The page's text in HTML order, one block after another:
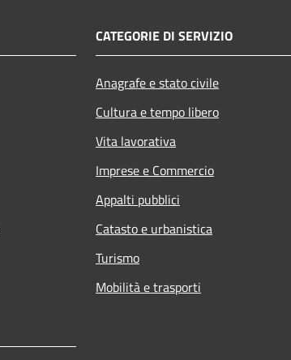
CATEGORIE DI SERVIZIO
Anagrafe e stato civile
Cultura e tempo libero
Vita lavorativa
Imprese e Commercio
Appalti pubblici
Catasto e urbanistica
Turismo
Mobilità e trasporti